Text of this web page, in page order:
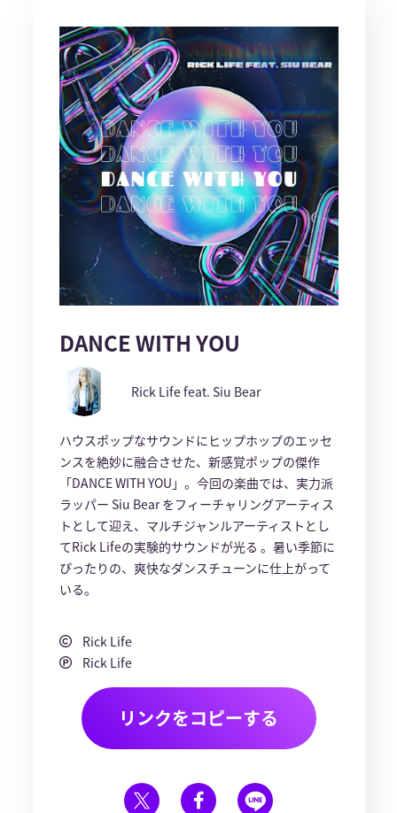
DANCE WITH YOU
Rick Life feat. Siu Bear
ハウスポップなサウンドにヒップホップのエッセ
ンスを絶妙に融合させた、新感覚ポップの傑作
「DANCE WITH YOU」。今回の楽曲では、実力派
ラッパー Siu Bear をフィーチャリングアーティス
トとして迎え、マルチジャンルアーティストとし
てRick Lifeの実験的サウンドが光る 。暑い季節に
ぴったりの、爽快なダンスチューンに仕上がって
いる。
Rick Life
Rick Life
リンクをコピーする